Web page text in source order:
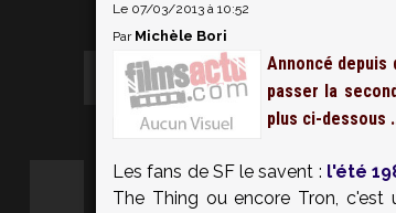
Le 07/03/2013 à 10:52
Par Michèle Bori
Annoncé
passer la
plus ci-dessous
Les fans de SF le savent : l'été
The Thing ou encore Tron, c'est